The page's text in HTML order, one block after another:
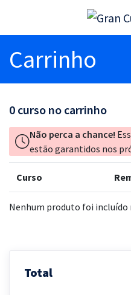
Carrinho
0 curso no carrinho
Não perca a chance!
estão garantidos nos
Curso
Nenhum produto foi incluído
Total